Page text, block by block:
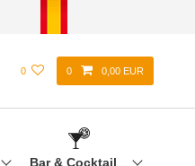
0 0 0,00 EUR
Bar & Cocktail